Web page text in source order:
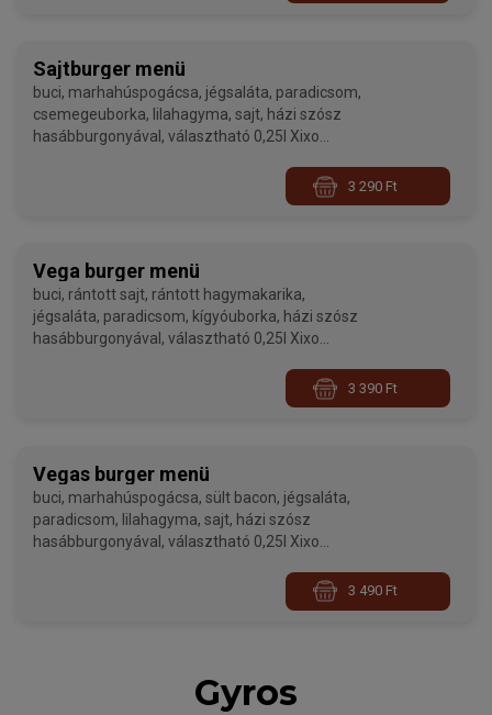
Sajtburger menü
buci, marhahúspogácsa, jégsaláta, paradicsom,
csemegeuborka, lilahagyma, sajt, házi szósz
hasábburgonyával, választható 0,25l Xixo
3 290 Ft
Vega burger menü
buci, rántott sajt, rántott hagymakarika,
jégsaláta, paradicsom, kígyóuborka, házi szósz
hasábburgonyával, választható 0,25l Xixo
3 390 Ft
Vegas burger menü
buci, marhahúspogácsa, sült bacon, jégsaláta,
paradicsom, lilahagyma, sajt, házi szósz
hasábburgonyával, választható 0,25l Xixo
3 490 Ft
Gyros